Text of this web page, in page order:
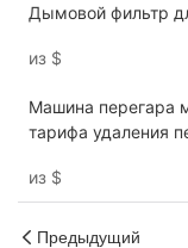
Дымовой фильтр
Ruihe DGRH-K-2-
из $
Машина перегара
тарифа удаления
двойного прохода
ДГРХ-К-2-31500
из $
Предыдущий